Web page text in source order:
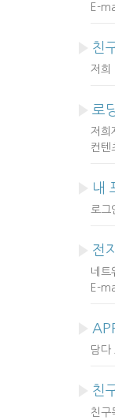
E-
친
저희
로
저희
컨텐
내
로그
전
네트
E-
담다
친
친구